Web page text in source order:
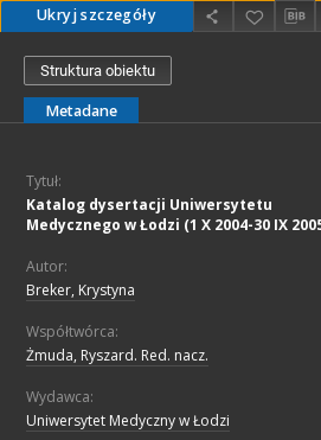
Ukryj szczegóły
Struktura obiektu
Metadane
Tytuł:
Katalog dysertacji Uniwersytetu
Medycznego w Łodzi (1 X 2004-30 IX
Autor:
Breker, Krystyna
Współtwórca:
Żmuda, Ryszard. Red. nacz.
Wydawca:
Uniwersytet Medyczny w Łodzi